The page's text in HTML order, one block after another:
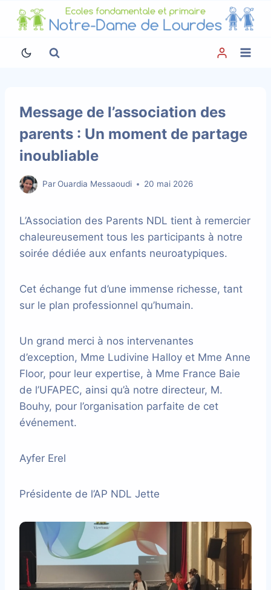
Aller
Message de l’association des
parents : Un moment de partage
inoubliable
Par Ouardia Messaoudi 20 mai 2026
L’Association des Parents NDL tient à remercier
chaleureusement tous les participants à notre
soirée dédiée aux enfants neuroatypiques.
Cet échange fut d’une immense richesse, tant
sur le plan professionnel qu’humain.
Un grand merci à nos intervenantes
d’exception, Mme Ludivine Halloy et Mme Anne
Floor, pour leur expertise, à Mme France Baie
de l’UFAPEC, ainsi qu’à notre directeur, M.
Bouhy, pour l’organisation parfaite de cet
événement.
Ayfer Erel
Présidente de l’AP NDL Jette